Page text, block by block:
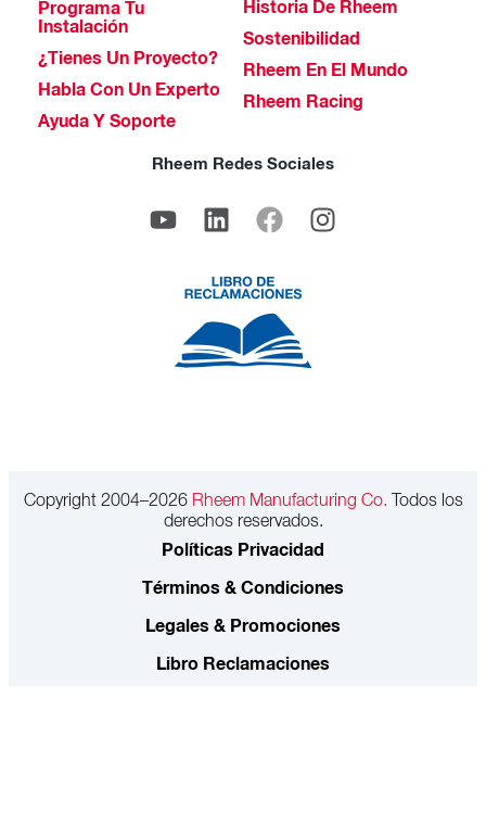
Programa Tu
Instalación
¿Tienes Un Proyecto?
Habla Con Un Experto
Ayuda Y Soporte
Historia De Rheem
Sostenibilidad
Rheem En El Mundo
Rheem Racing
Rheem Redes Sociales
Copyright 2004–2026Rheem Manufacturing Co. Todos los
derechos reservados.
Políticas Privacidad
Términos & Condiciones
Legales & Promociones
Libro Reclamaciones